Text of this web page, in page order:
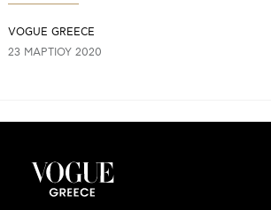
VOGUE GREECE
23 ΜΑΡΤΊΟΥ 2020